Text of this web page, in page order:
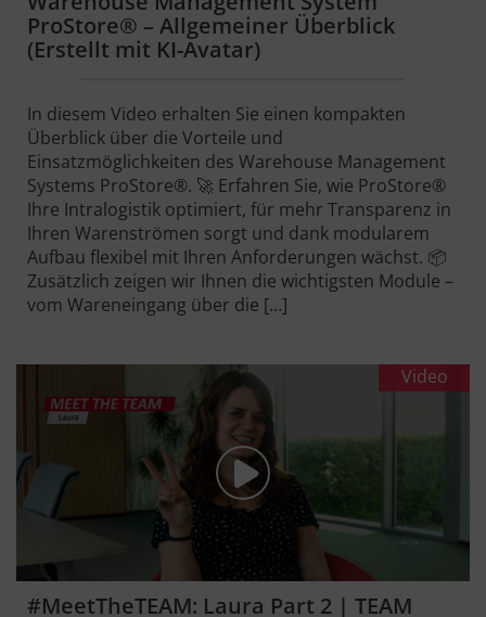
ProStore® – Allgemeiner Überblick
(Erstellt mit KI-Avatar)
In diesem Video erhalten Sie einen kompakten
Überblick über die Vorteile und
Einsatzmöglichkeiten des Warehouse Management
Systems ProStore®. 🚀 Erfahren Sie, wie ProStore®
Ihre Intralogistik optimiert, für mehr Transparenz in
Ihren Warenströmen sorgt und dank modularem
Aufbau flexibel mit Ihren Anforderungen wächst. 📦
Zusätzlich zeigen wir Ihnen die wichtigsten Module –
vom Wareneingang über die […]
Video
#MeetTheTEAM: Laura Part 2 | TEAM